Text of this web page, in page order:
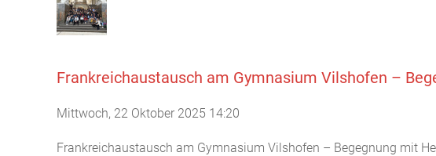
Frankreichaustausch am Gymnasium Vilshofen –
Mittwoch, 22 Oktober 2025 14:20
Frankreichaustausch am Gymnasium Vilshofen – Begegnung mit